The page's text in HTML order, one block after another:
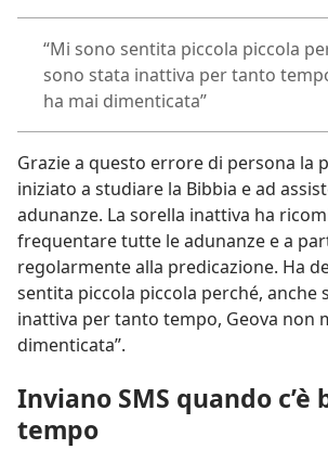
“Mi sono sentita piccola piccola
sono stata inattiva per tanto
ha mai dimenticata”
Grazie a questo errore di persona la
iniziato a studiare la Bibbia e ad
adunanze. La sorella inattiva ha
frequentare tutte le adunanze e a
regolarmente alla predicazione. Ha
sentita piccola piccola perché, anche
inattiva per tanto tempo, Geova non
dimenticata”.
Inviano SMS quando
tempo